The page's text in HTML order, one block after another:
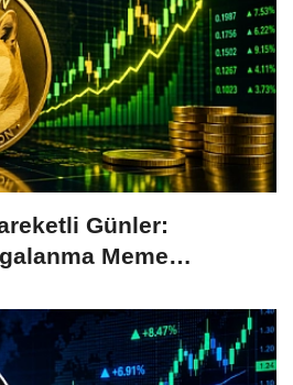
Günler:
Meme